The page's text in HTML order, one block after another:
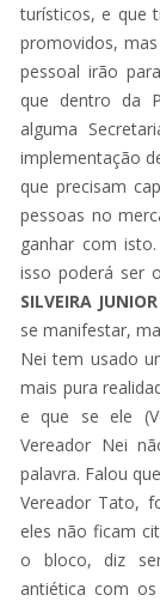
turísticos, e que
promovidos,
pessoal irão
que dentro da
alguma
implementação
que precisam
pessoas no
ganhar com
isso poderá ser
SILVEIRA JUNIOR
se manifestar,
Nei tem usado
mais pura
e que se ele
Vereador Nei
palavra. Falou
Vereador Tato,
eles não ficam
o bloco, diz ser
antiética com